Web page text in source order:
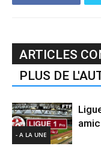
ARTICLES
PLUS DE
- A LA UNE